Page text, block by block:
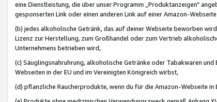
eine Dienstleistung, die über unser Programm „Produktanzeigen"
gesponserten Link oder einen anderen Link auf einer Amazon-
(b) jedes alkoholische Getränk, das auf deiner Webseite beworben
Lizenz zur Herstellung, zum Großhandel oder zum Vertrieb
Unternehmens betrieben wird,
(c) Säuglingsnahruhrung, alkoholische Getränke oder Tabakwaren
Webseiten in der EU und im Vereinigten Königreich wirbst,
(d) pflanzliche Raucherprodukte, wenn du für die Amazon-Webseite in